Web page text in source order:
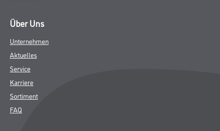
Über Uns
Unternehmen
Aktuelles
Service
Karriere
Sortiment
FAQ